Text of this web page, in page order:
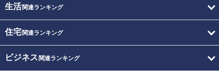
生活関連ランキング
住宅関連ランキング
ビジネス 関連ランキング